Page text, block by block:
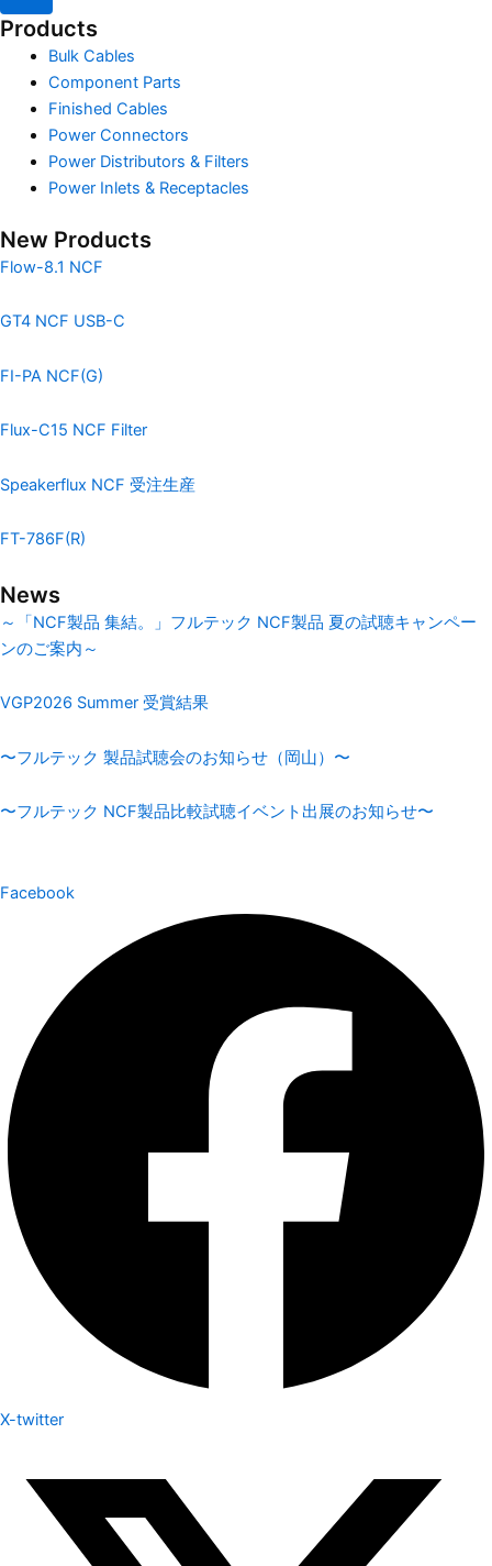
Products
Bulk Cables
Component Parts
Finished Cables
Power Connectors
Power Distributors & Filters
Power Inlets & Receptacles
New Products
Flow-8.1 NCF
GT4 NCF USB-C
FI-PA NCF(G)
Flux-C15 NCF Filter
Speakerflux NCF 受注生産
FT-786F(R)
News
～「NCF製品 集結。」フルテック NCF製品 夏の試聴キャンペー
ンのご案内～
VGP2026 Summer 受賞結果
〜フルテック 製品試聴会のお知らせ（岡山）〜
〜フルテック NCF製品比較試聴イベント出展のお知らせ〜
Facebook
X-twitter